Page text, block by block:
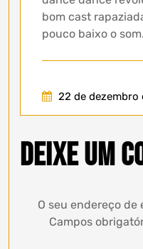
22 de dezembro
bom cast
pouco baixo o som.
Deixe um
O seu endereço
Campos